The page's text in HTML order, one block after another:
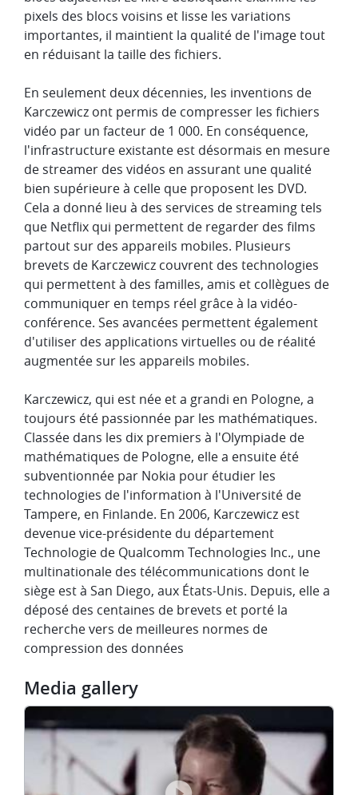
pixels des blocs voisins et lisse les variations
importantes, il maintient la qualité de l'image tout
en réduisant la taille des fichiers.
En seulement deux décennies, les inventions de
Karczewicz ont permis de compresser les fichiers
vidéo par un facteur de 1 000. En conséquence,
l'infrastructure existante est désormais en mesure
de streamer des vidéos en assurant une qualité
bien supérieure à celle que proposent les DVD.
Cela a donné lieu à des services de streaming tels
que Netflix qui permettent de regarder des films
partout sur des appareils mobiles. Plusieurs
brevets de Karczewicz couvrent des technologies
qui permettent à des familles, amis et collègues de
communiquer en temps réel grâce à la vidéo-
conférence. Ses avancées permettent également
d'utiliser des applications virtuelles ou de réalité
augmentée sur les appareils mobiles.
Karczewicz, qui est née et a grandi en Pologne, a
toujours été passionnée par les mathématiques.
Classée dans les dix premiers à l'Olympiade de
mathématiques de Pologne, elle a ensuite été
subventionnée par Nokia pour étudier les
technologies de l'information à l'Université de
Tampere, en Finlande. En 2006, Karczewicz est
devenue vice-présidente du département
Technologie de Qualcomm Technologies Inc., une
multinationale des télécommunications dont le
siège est à San Diego, aux États-Unis. Depuis, elle a
déposé des centaines de brevets et porté la
recherche vers de meilleures normes de
compression des données
Media gallery